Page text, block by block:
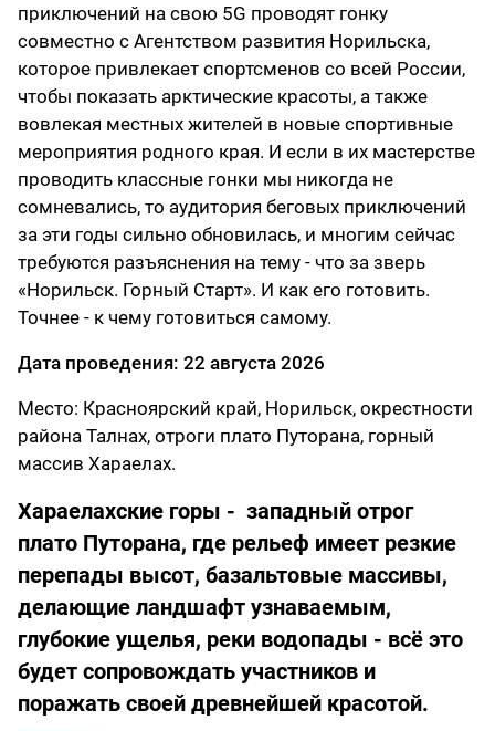
приключений на свою 5G проводят гонку
совместно с Агентством развития Норильска,
которое привлекает спортсменов со всей России,
чтобы показать арктические красоты, а также
вовлекая местных жителей в новые спортивные
мероприятия родного края. И если в их мастерстве
проводить классные гонки мы никогда не
сомневались, то аудитория беговых приключений
за эти годы сильно обновилась, и многим сейчас
требуются разъяснения на тему - что за зверь
«Норильск. Горный Старт». И как его готовить.
Точнее - к чему готовиться самому.
Дата проведения: 22 августа 2026
Место: Красноярский край, Норильск, окрестности
района Талнах, отроги плато Путорана, горный
массив Хараелах.
Хараелахские горы - западный отрог
плато Путорана, где рельеф имеет резкие
перепады высот, базальтовые массивы,
делающие ландшафт узнаваемым,
глубокие ущелья, реки водопады - всё это
будет сопровождать участников и
поражать своей древнейшей красотой.